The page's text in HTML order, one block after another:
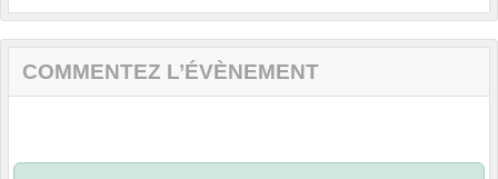
COMMENTEZ L’ÉVÈNEMENT